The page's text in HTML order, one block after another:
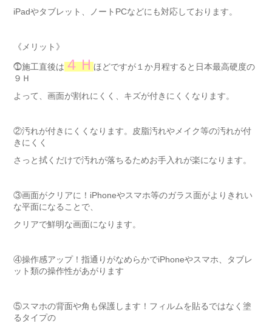
iPadやタブレット、ノートPCなどにも対応しております。
《メリット》
⓵施工直後は４Ｈほどですが１か月程すると日本最高硬度の
９Ｈ
よって、画面が割れにくく、キズが付きにくくなります。
②汚れが付きにくくなります。皮脂汚れやメイク等の汚れが付
きにくく
さっと拭くだけで汚れが落ちるためお手入れが楽になります。
③画面がクリアに！iPhoneやスマホ等のガラス面がよりきれい
な平面になることで、
クリアで鮮明な画面になります。
④操作感アップ！指通りがなめらかでiPhoneやスマホ、タブレ
ット類の操作性があがります
⑤スマホの背面や角も保護します！フィルムを貼るではなく塗
るタイプの